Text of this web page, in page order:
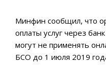
Минфин сообщил, что
оплаты услуг через
могут не применять
БСО до 1 июля 2019